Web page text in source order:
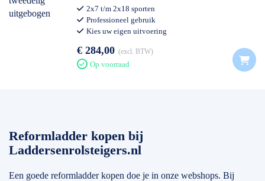
2x7 t/m 2x18 sporten
Professioneel gebruik
Kies uw eigen uitvoering
€ 284,00 excl. BTW
Op voorraad
Reformladder kopen bij
Laddersenrolsteigers.nl
Een goede reformladder kopen doe je in onze webshops. Bij